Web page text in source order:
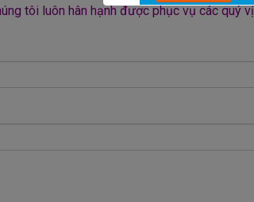
tôi luôn hân hạnh được phục vụ các quý vị